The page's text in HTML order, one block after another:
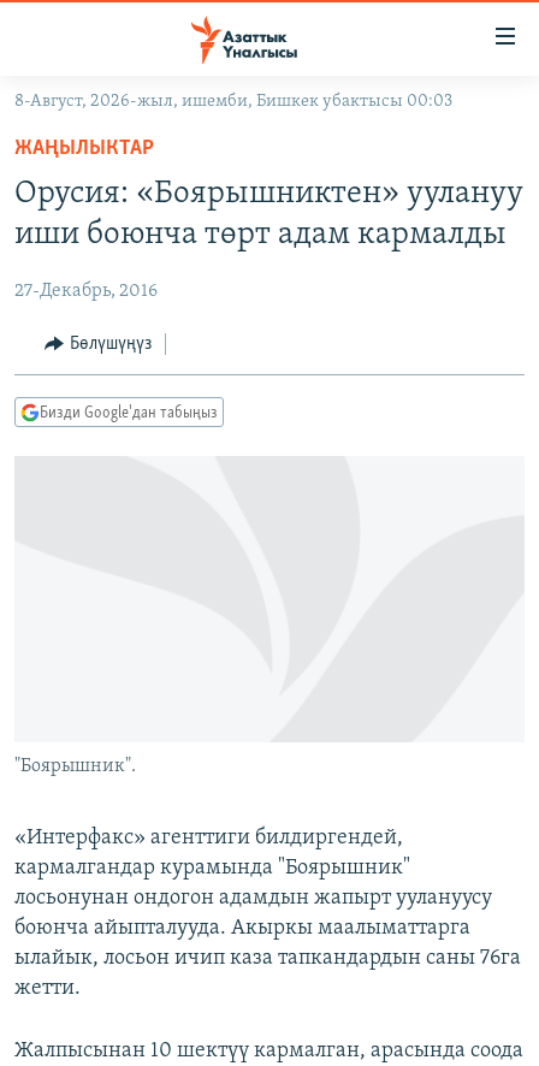
Навигацияга
өтүңүз
Издөөгө
салыңызКЫРГЫЗСТАН
ЭКОНОМИКА
МАДАНИЯТ
ДҮЙНӨ
БОРБОР АЗИЯ
АТАЙЫН ИЛИКТӨӨ
ТВ ПРОГРАММАЛАР
ЭКСПЕРТТЕР ТАЛДАЙТ
ӨЗГӨЧӨ ПИКИР
8-Август, 2026-жыл, ишемби, Бишкек убактысы 00:03
ЖАҢЫЛЫКТАР
Орусия: «Боярышниктен» уулануу
иши боюнча төрт адам кармалды
27-Декабрь, 2016
Бөлүшүңүз
Бизди Google'дан табыңыз
"Боярышник".
«Интерфакс» агенттиги билдиргендей,
кармалгандар курамында "Боярышник"
лосьонунан ондогон адамдын жапырт уулануусу
боюнча айыпталууда. Акыркы маалыматтарга
ылайык, лосьон ичип каза тапкандардын саны 76га
жетти.
Жалпысынан 10 шектүү кармалган, арасында соода